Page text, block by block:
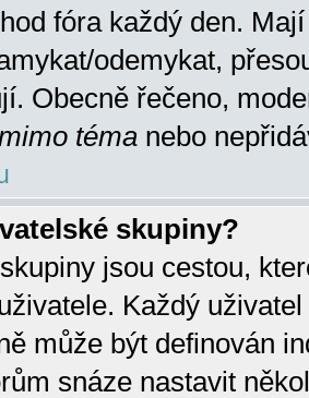
fóra každý den.
odemykat,
Obecně řečeno,
téma nebo
skupiny?
jsou cestou,
Každý
může být definován
snáze nastavit